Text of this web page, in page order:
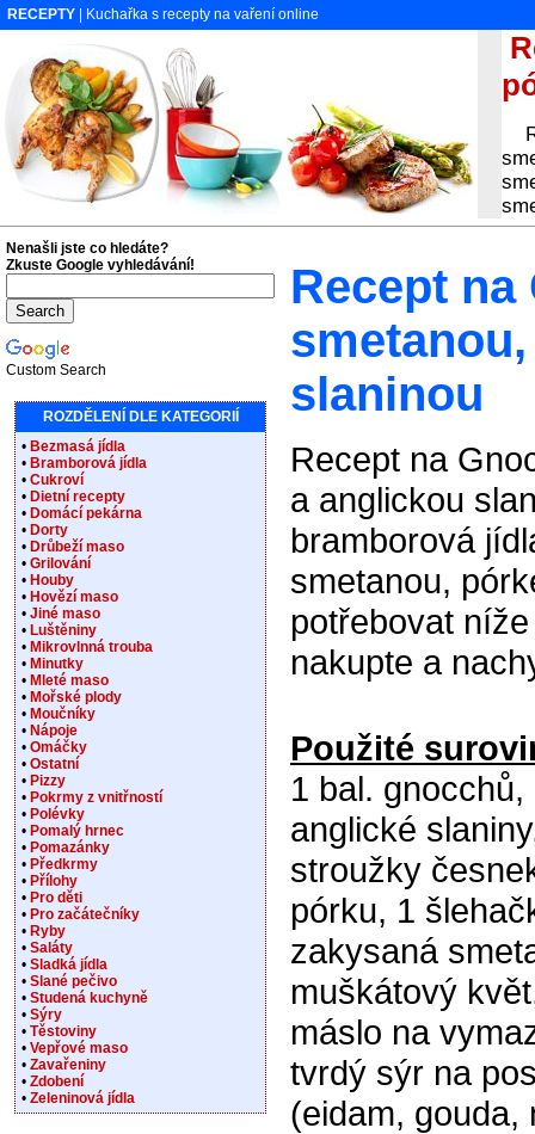
RECEPTY | Kuchařka s recepty na vaření online
Recept na
slaninou
Recept na
a anglickou
bramborová
smetanou,
potřebovat
nakupte a
Použité
1 bal. gnocchů,
anglické
stroužky
pórku, 1
zakysaná
muškátový
máslo na
tvrdý sýr na
(eidam, gouda,
Nenašli jste co hledáte?
Zkuste Google vyhledávání!
Custom Search
ROZDĚLENÍ DLE KATEGORIÍ
• Bezmasá jídla
• Bramborová jídla
• Cukroví
• Dietní recepty
• Domácí pekárna
• Dorty
• Drůbeží maso
• Grilování
• Houby
• Hovězí maso
• Jiné maso
• Luštěniny
• Mikrovlnná trouba
• Minutky
• Mleté maso
• Mořské plody
• Moučníky
• Nápoje
• Omáčky
• Ostatní
• Pizzy
• Pokrmy z vnitřností
• Polévky
• Pomalý hrnec
• Pomazánky
• Předkrmy
• Přílohy
• Pro děti
• Pro začátečníky
• Ryby
• Saláty
• Sladká jídla
• Slané pečivo
• Studená kuchyně
• Sýry
• Těstoviny
• Vepřové maso
• Zavařeniny
• Zdobení
• Zeleninová jídla